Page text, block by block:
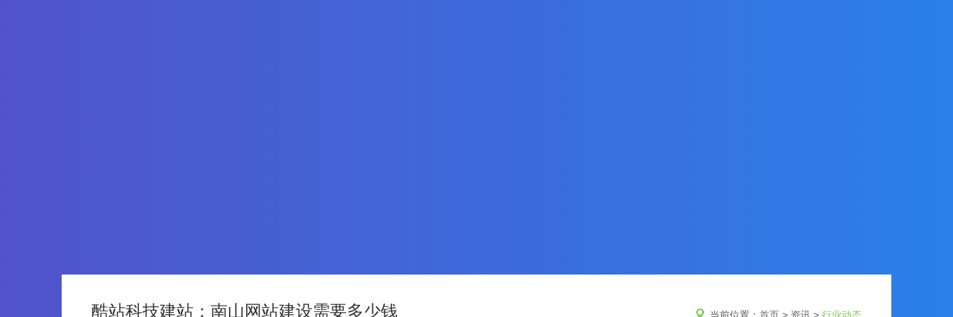
当前位置：首页 > 资讯 >行业动态
酷站科技建站：南山网站建设需要多少钱